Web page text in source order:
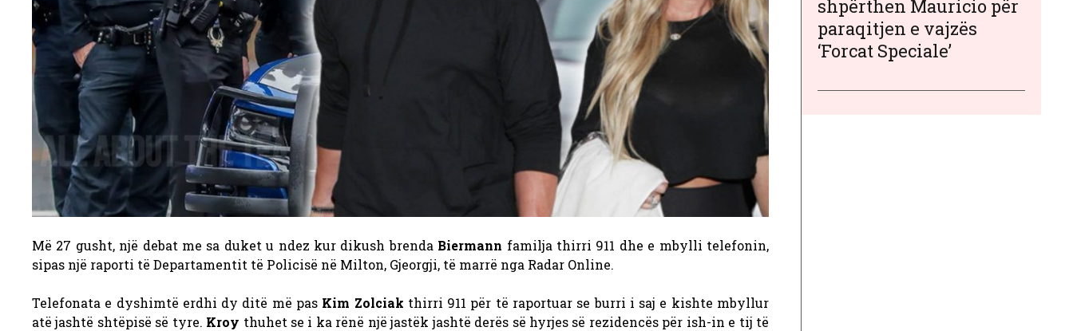
Më 27 gusht, një debat me sa duket u ndez kur dikush brenda Biermann familja thirri 911 dhe e mbylli telefonin,
sipas një raporti të Departamentit të Policisë në Milton, Gjeorgji, të marrë nga Radar Online.
Telefonata e dyshimtë erdhi dy ditë më pas Kim Zolciak thirri 911 për të raportuar se burri i saj e kishte mbyllur
atë jashtë shtëpisë së tyre. Kroy thuhet se i ka rënë një jastëk jashtë derës së hyrjes së rezidencës për ish-in e tij të
shpërthen Mauricio për
paraqitjen e vajzës
‘Forcat Speciale’